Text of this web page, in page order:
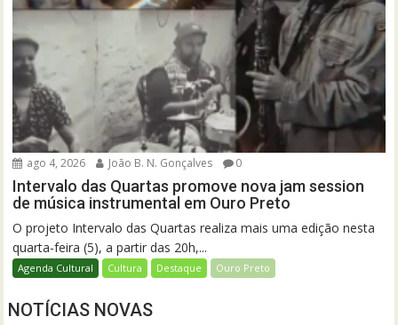
ago 4, 2026 João B. N. Gonçalves 0
Intervalo das Quartas promove nova jam session
de música instrumental em Ouro Preto
O projeto Intervalo das Quartas realiza mais uma edição nesta
quarta-feira (5), a partir das 20h,...
Agenda Cultural Cultura Destaque Ouro Preto
NOTÍCIAS NOVAS